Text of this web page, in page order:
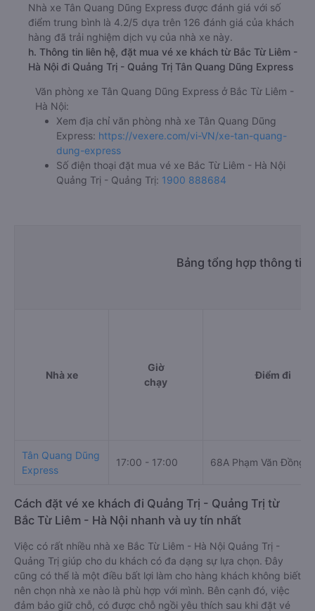
Nhà xe Tân Quang Dũng Express được đánh giá với số
điểm trung bình là 4.2/5 dựa trên 126 đánh giá của khách
hàng đã trải nghiệm dịch vụ của nhà xe này.
h. Thông tin liên hệ, đặt mua vé xe khách từ Bắc Từ Liêm -
Hà Nội đi Quảng Trị - Quảng Trị Tân Quang Dũng Express
Văn phòng xe Tân Quang Dũng Express ở Bắc Từ Liêm -
Hà Nội:
Xem địa chỉ văn phòng nhà xe Tân Quang Dũng
Express: https://vexere.com/vi-VN/xe-tan-quang-
dung-express
Số điện thoại đặt mua vé xe Bắc Từ Liêm - Hà Nội
Quảng Trị - Quảng Trị: 1900 888684
Bảng tổng hợp thông tin
Nhà xe
Giờ
chạy
Điểm đi
Tân Quang Dũng
Express
17:00 - 17:00 68A Phạm Văn Đồng
Cách đặt vé xe khách đi Quảng Trị - Quảng Trị từ
Bắc Từ Liêm - Hà Nội nhanh và uy tín nhất
Việc có rất nhiều nhà xe Bắc Từ Liêm - Hà Nội Quảng Trị -
Quảng Trị giúp cho du khách có đa dạng sự lựa chọn. Đây
cũng có thể là một điều bất lợi làm cho hàng khách không biết
nên chọn nhà xe nào là phù hợp với mình. Bên cạnh đó, việc
đảm bảo giữ chỗ, có được chỗ ngồi yêu thích sau khi đặt vé